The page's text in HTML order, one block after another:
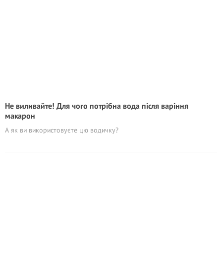
Не виливайте! Для чого потрібна вода після варіння
макарон
А як ви використовуєте цю водичку?